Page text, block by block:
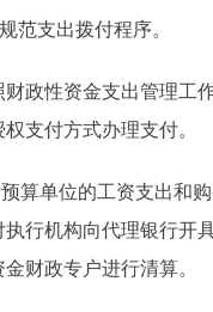
支出拨付程序。
性资金支出管理工作
支付方式办理支付。
单位的工资支出和购
执行机构向代理银行开
财政专户进行清算。